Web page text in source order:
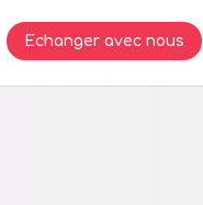
Echanger avec nous